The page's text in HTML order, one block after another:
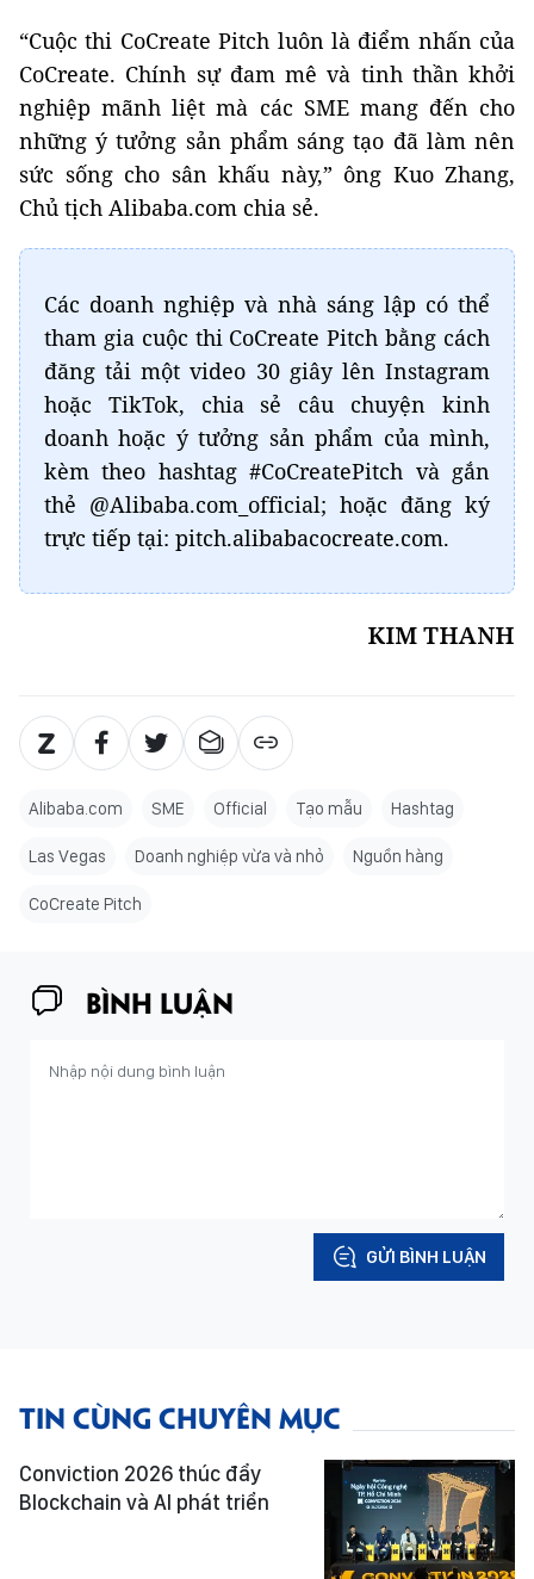
“Cuộc thi CoCreate Pitch luôn là điểm nhấn của
CoCreate. Chính sự đam mê và tinh thần khởi
nghiệp mãnh liệt mà các SME mang đến cho
những ý tưởng sản phẩm sáng tạo đã làm nên
sức sống cho sân khấu này,” ông Kuo Zhang,
Chủ tịch Alibaba.com chia sẻ.
Các doanh nghiệp và nhà sáng lập có thể
tham gia cuộc thi CoCreate Pitch bằng cách
đăng tải một video 30 giây lên Instagram
hoặc TikTok, chia sẻ câu chuyện kinh
doanh hoặc ý tưởng sản phẩm của mình,
kèm theo hashtag #CoCreatePitch và gắn
thẻ @Alibaba.com_official; hoặc đăng ký
trực tiếp tại: pitch.alibabacocreate.com.
KIM THANH
Alibaba.com SME Official Tạo mẫu Hashtag
Las Vegas Doanh nghiệp vừa và nhỏ Nguồn hàng
CoCreate Pitch
BÌNH LUẬN
GỬI BÌNH LUẬN
TIN CÙNG CHUYÊN MỤC
Conviction 2026 thúc đẩy
Blockchain và AI phát triển